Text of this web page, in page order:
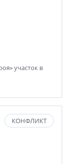
участок в
КОНФЛИКТ